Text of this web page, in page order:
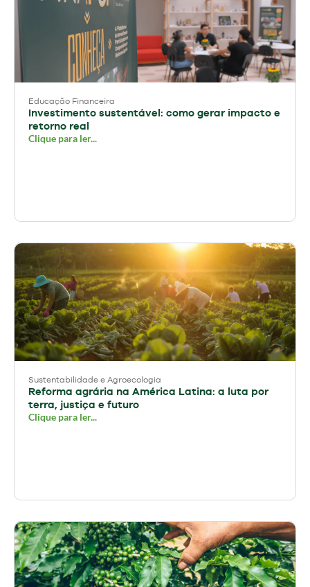
Educação Financeira
Investimento sustentável: como gerar impacto e
retorno real
Clique para ler...
Sustentabilidade e Agroecologia
Reforma agrária na América Latina: a luta por
terra, justiça e futuro
Clique para ler...